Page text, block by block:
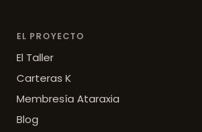
EL PROYECTO
El Taller
Carteras K
Membresía Ataraxia
Blog